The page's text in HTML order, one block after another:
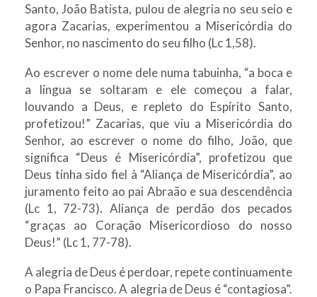
Santo, João Batista, pulou de alegria no seu seio e
agora Zacarias, experimentou a Misericórdia do
Senhor, no nascimento do seu filho (Lc 1,58).
Ao escrever o nome dele numa tabuinha, “a boca e
a língua se soltaram e ele começou a falar,
louvando a Deus, e repleto do Espírito Santo,
profetizou!” Zacarias, que viu a Misericórdia do
Senhor, ao escrever o nome do filho, João, que
significa “Deus é Misericórdia”, profetizou que
Deus tinha sido fiel à “Aliança de Misericórdia”, ao
juramento feito ao pai Abraão e sua descendência
(Lc 1, 72-73). Aliança de perdão dos pecados
“graças ao Coração Misericordioso do nosso
Deus!” (Lc 1, 77-78).
A alegria de Deus é perdoar, repete continuamente
o Papa Francisco. A alegria de Deus é “contagiosa”.